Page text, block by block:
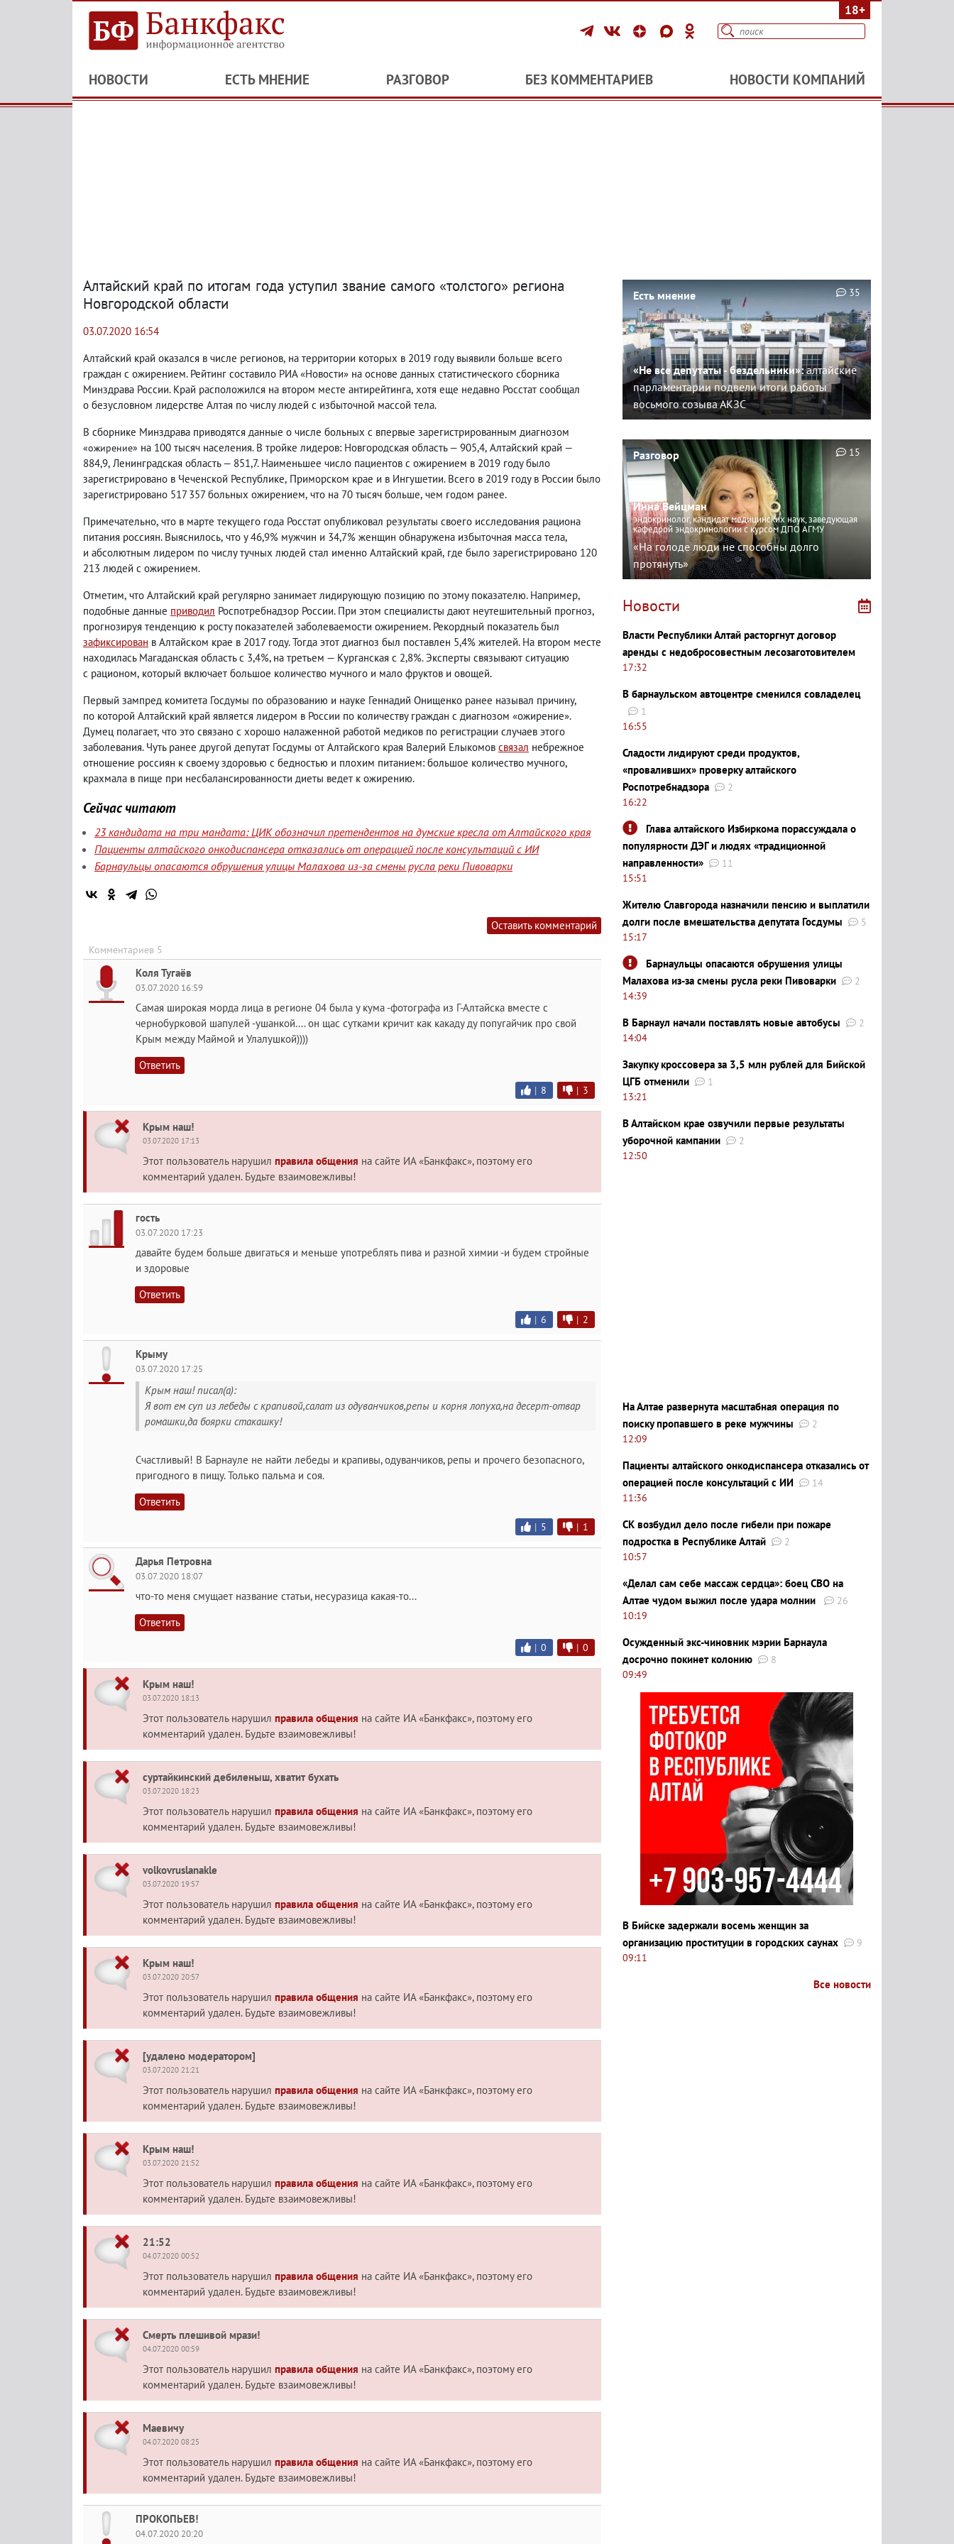
18+
НОВОСТИ ЕСТЬ МНЕНИЕ РАЗГОВОР БЕЗ КОММЕНТАРИЕВ НОВОСТИ КОМПАНИЙ
Алтайский край по итогам года уступил звание самого «толстого» региона
Новгородской области
03.07.2020 16:54
Алтайский край оказался в числе регионов, на территории которых в 2019 году выявили больше всего
граждан с ожирением. Рейтинг составило РИА «Новости» на основе данных статистического сборника
Минздрава России. Край расположился на втором месте антирейтинга, хотя еще недавно Росстат сообщал
о безусловном лидерстве Алтая по числу людей с избыточной массой тела.
В сборнике Минздрава приводятся данные о числе больных с впервые зарегистрированным диагнозом
«ожирение» на 100 тысяч населения. В тройке лидеров: Новгородская область — 905,4, Алтайский край —
884,9, Ленинградская область — 851,7. Наименьшее число пациентов с ожирением в 2019 году было
зарегистрировано в Чеченской Республике, Приморском крае и в Ингушетии. Всего в 2019 году в России было
зарегистрировано 517 357 больных ожирением, что на 70 тысяч больше, чем годом ранее.
Примечательно, что в марте текущего года Росстат опубликовал результаты своего исследования рациона
питания россиян. Выяснилось, что у 46,9% мужчин и 34,7% женщин обнаружена избыточная масса тела,
и абсолютным лидером по числу тучных людей стал именно Алтайский край, где было зарегистрировано 120
213 людей с ожирением.
Отметим, что Алтайский край регулярно занимает лидирующую позицию по этому показателю. Например,
подобные данные приводил Роспотребнадзор России. При этом специалисты дают неутешительный прогноз,
прогнозируя тенденцию к росту показателей заболеваемости ожирением. Рекордный показатель был
зафиксирован в Алтайском крае в 2017 году. Тогда этот диагноз был поставлен 5,4% жителей. На втором месте
находилась Магаданская область с 3,4%, на третьем — Курганская с 2,8%. Эксперты связывают ситуацию
с рационом, который включает большое количество мучного и мало фруктов и овощей.
Первый зампред комитета Госдумы по образованию и науке Геннадий Онищенко ранее называл причину,
по которой Алтайский край является лидером в России по количеству граждан с диагнозом «ожирение».
Думец полагает, что это связано с хорошо налаженной работой медиков по регистрации случаев этого
заболевания. Чуть ранее другой депутат Госдумы от Алтайского края Валерий Елыкомов связал небрежное
отношение россиян к своему здоровью с бедностью и плохим питанием: большое количество мучного,
крахмала в пище при несбалансированности диеты ведет к ожирению.
Сейчас читают
23 кандидата на три мандата: ЦИК обозначил претендентов на думские кресла от Алтайского края
Пациенты алтайского онкодиспансера отказались от операцией после консультаций с ИИ
Барнаульцы опасаются обрушения улицы Малахова из-за смены русла реки Пивоварки
Оставить комментарий
Комментариев 5
Коля Тугаёв
03.07.2020 16:59
Самая широкая морда лица в регионе 04 была у кума -фотографа из Г-Алтайска вместе с
чернобурковой шапулей -ушанкой.... он щас сутками кричит как какаду ду попугайчик про свой
Крым между Маймой и Улалушкой))))
Ответить
| 8 | 3
Крым наш!
03.07.2020 17:13
Этот пользователь нарушил правила общения на сайте ИА «Банкфакс», поэтому его
комментарий удален. Будьте взаимовежливы!
гость
03.07.2020 17:23
давайте будем больше двигаться и меньше употреблять пива и разной химии -и будем стройные
и здоровые
Ответить
| 6 | 2
Крыму
03.07.2020 17:25
Крым наш! писал(а):
Я вот ем суп из лебеды с крапивой,салат из одуванчиков,репы и корня лопуха,на десерт-отвар
ромашки,да боярки стакашку!
Счастливый! В Барнауле не найти лебеды и крапивы, одуванчиков, репы и прочего безопасного,
пригодного в пищу. Только пальма и соя.
Ответить
| 5 | 1
Дарья Петровна
03.07.2020 18:07
что-то меня смущает название статьи, несуразица какая-то...
Ответить
| 0 | 0
Крым наш!
03.07.2020 18:13
Этот пользователь нарушил правила общения на сайте ИА «Банкфакс», поэтому его
комментарий удален. Будьте взаимовежливы!
суртайкинский дебиленыш, хватит бухать
03.07.2020 18:23
Этот пользователь нарушил правила общения на сайте ИА «Банкфакс», поэтому его
комментарий удален. Будьте взаимовежливы!
volkovruslanakle
03.07.2020 19:57
Этот пользователь нарушил правила общения на сайте ИА «Банкфакс», поэтому его
комментарий удален. Будьте взаимовежливы!
Крым наш!
03.07.2020 20:57
Этот пользователь нарушил правила общения на сайте ИА «Банкфакс», поэтому его
комментарий удален. Будьте взаимовежливы!
[удалено модератором]
03.07.2020 21:21
Этот пользователь нарушил правила общения на сайте ИА «Банкфакс», поэтому его
комментарий удален. Будьте взаимовежливы!
Крым наш!
03.07.2020 21:52
Этот пользователь нарушил правила общения на сайте ИА «Банкфакс», поэтому его
комментарий удален. Будьте взаимовежливы!
21:52
04.07.2020 00:52
Этот пользователь нарушил правила общения на сайте ИА «Банкфакс», поэтому его
комментарий удален. Будьте взаимовежливы!
Смерть плешивой мрази!
04.07.2020 00:59
Этот пользователь нарушил правила общения на сайте ИА «Банкфакс», поэтому его
комментарий удален. Будьте взаимовежливы!
Маевичу
04.07.2020 08:25
Этот пользователь нарушил правила общения на сайте ИА «Банкфакс», поэтому его
комментарий удален. Будьте взаимовежливы!
ПРОКОПЬЕВ!
04.07.2020 20:20
Есть мнение
«Не все депутаты - бездельники»:алтайские
парламентарии подвели итоги работы
восьмого созыва АКЗС
35
Разговор
Инна Вейцман
эндокринолог, кандидат медицинских наук, заведующая
кафедрой эндокринологии с курсом ДПО АГМУ
«На голоде люди не способны долго
протянуть»
15
Новости
Власти Республики Алтай расторгнут договор
аренды с недобросовестным лесозаготовителем
17:32
В барнаульском автоцентре сменился совладелец
1
16:55
Сладости лидируют среди продуктов,
«проваливших» проверку алтайского
Роспотребнадзора
2
16:22
Глава алтайского Избиркома порассуждала о
популярности ДЭГ и людях «традиционной
направленности»
11
15:51
Жителю Славгорода назначили пенсию и выплатили
долги после вмешательства депутата Госдумы
5
15:17
Барнаульцы опасаются обрушения улицы
Малахова из-за смены русла реки Пивоварки
2
14:39
В Барнаул начали поставлять новые автобусы
2
14:04
Закупку кроссовера за 3,5 млн рублей для Бийской
ЦГБ отменили
1
13:21
В Алтайском крае озвучили первые результаты
уборочной кампании
2
12:50
На Алтае развернута масштабная операция по
поиску пропавшего в реке мужчины
2
12:09
Пациенты алтайского онкодиспансера отказались от
операцией после консультаций с ИИ
14
11:36
СК возбудил дело после гибели при пожаре
подростка в Республике Алтай
2
10:57
«Делал сам себе массаж сердца»: боец СВО на
Алтае чудом выжил после удара молнии
26
10:19
Осужденный экс-чиновник мэрии Барнаула
досрочно покинет колонию
8
09:49
В Бийске задержали восемь женщин за
организацию проституции в городских саунах
9
09:11
Все новости